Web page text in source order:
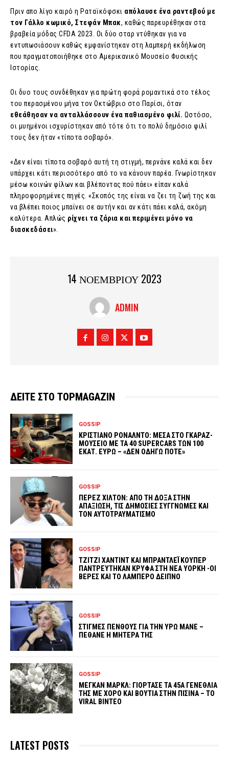
Πριν απο λίγο καιρό η Ραταϊκόφσκι απόλαυσε ένα ραντεβού με
τον Γάλλο κωμικό, Στεφάν Μπακ, καθώς παρευρέθηκαν στα
βραβεία μόδας CFDA 2023. Οι δύο σταρ ντύθηκαν για να
εντυπωσιάσουν καθώς εμφανίστηκαν στη λαμπερή εκδήλωση
που πραγματοποιήθηκε στο Αμερικανικό Μουσείο Φυσικής
Ιστορίας.
Οι δυο τους συνδέθηκαν για πρώτη φορά ρομαντικά στο τέλος
του περασμένου μήνα τον Οκτώβριο στο Παρίσι, όταν
εθεάθησαν να ανταλλάσσουν ένα παθιασμένο φιλί. Ωστόσο,
οι μυημένοι ισχυρίστηκαν από τότε ότι το πολύ δημόσιο φιλί
τους δεν ήταν «τίποτα σοβαρό».
«Δεν είναι τίποτα σοβαρό αυτή τη στιγμή, περνάνε καλά και δεν
υπάρχει κάτι περισσότερο από το να κάνουν παρέα. Γνωρίστηκαν
μέσω κοινών φίλων και βλέποντας πού πάει» είπαν καλά
πληροφορημένες πηγές. «Σκοπός της είναι να ζει τη ζωή της και
να βλέπει ποιος μπαίνει σε αυτήν και αν κάτι πάει καλά, ακόμη
καλύτερα. Απλώς ρίχνει τα ζάρια και περιμένει μόνο να
διασκεδάσει».
14 ΝΟΕΜΒΡΙΟΥ 2023
ADMIN
ΔΕΙΤΕ ΣΤΟ TOPMAGAZIN
GOSSIP
ΚΡΙΣΤΙΑΝΟ ΡΟΝΑΛΝΤΟ: ΜΕΣΑ ΣΤΟ ΓΚΑΡΑΖ-
ΜΟΥΣΕΙΟ ΜΕ ΤΑ 40 SUPERCARS ΤΩΝ 100
ΕΚΑΤ. ΕΥΡΩ – «ΔΕΝ ΟΔΗΓΩ ΠΟΤΕ»
GOSSIP
ΠΕΡΕΖ ΧΙΛΤΟΝ: ΑΠΟ ΤΗ ΔΟΞΑ ΣΤΗΝ
ΑΠΑΞΙΩΣΗ, ΤΙΣ ΔΗΜΟΣΙΕΣ ΣΥΓΓΝΩΜΕΣ ΚΑΙ
ΤΟΝ ΑΥΤΟΤΡΑΥΜΑΤΙΣΜΟ
GOSSIP
ΤΖΙΤΖΙ ΧΑΝΤΙΝΤ ΚΑΙ ΜΠΡΑΝΤΛΕΪ ΚΟΥΠΕΡ
ΠΑΝΤΡΕΥΤΗΚΑΝ ΚΡΥΦΑ ΣΤΗ ΝΕΑ ΥΟΡΚΗ -ΟΙ
ΒΕΡΕΣ ΚΑΙ ΤΟ ΛΑΜΠΕΡΟ ΔΕΙΠΝΟ
GOSSIP
ΣΤΙΓΜΕΣ ΠΕΝΘΟΥΣ ΓΙΑ ΤΗΝ ΥΡΩ ΜΑΝΕ –
ΠΕΘΑΝΕ Η ΜΗΤΕΡΑ ΤΗΣ
GOSSIP
ΜΕΓΚΑΝ ΜΑΡΚΛ: ΓΙΟΡΤΑΣΕ ΤΑ 45Α ΓΕΝΕΘΛΙΑ
ΤΗΣ ΜΕ ΧΟΡΟ ΚΑΙ ΒΟΥΤΙΑ ΣΤΗΝ ΠΙΣΙΝΑ – ΤΟ
VIRAL ΒΙΝΤΕΟ
LATEST POSTS